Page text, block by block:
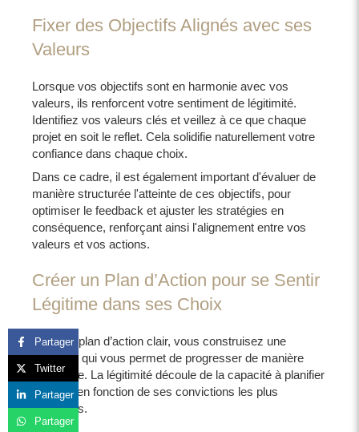
Fixer des Objectifs Alignés avec ses
Valeurs
Lorsque vos objectifs sont en harmonie avec vos
valeurs, ils renforcent votre sentiment de légitimité.
Identifiez vos valeurs clés et veillez à ce que chaque
projet en soit le reflet. Cela solidifie naturellement votre
confiance dans chaque choix.
Dans ce cadre, il est également important d'évaluer de
manière structurée l'atteinte de ces objectifs, pour
optimiser le feedback et ajuster les stratégies en
conséquence, renforçant ainsi l'alignement entre vos
valeurs et vos actions.
Créer un Plan d’Action pour se Sentir
Légitime dans ses Choix
Avec un plan d’action clair, vous construisez une
structure qui vous permet de progresser de manière
cohérente. La légitimité découle de la capacité à planifier
et à agir en fonction de ses convictions les plus
profondes.
Partager
Twitter
Partager
Partager